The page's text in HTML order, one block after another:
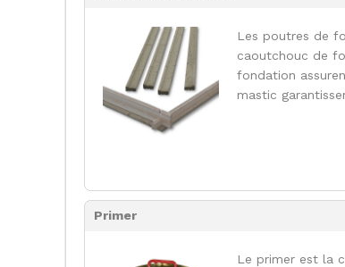
Les poutres de
caoutchouc de
fondation
mastic
Primer
Le primer est la